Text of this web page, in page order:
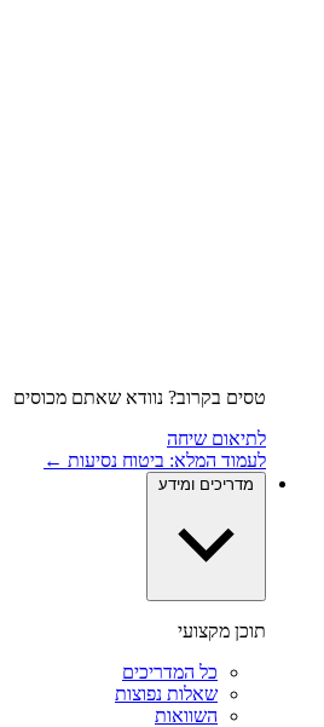
טסים בקרוב? נוודא שאתם מכוסים
לתיאום שיחה
לעמוד המלא: ביטוח נסיעות ←
מדריכים ומידע
תוכן מקצועי
כל המדריכים
שאלות נפוצות
השוואות